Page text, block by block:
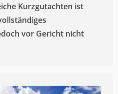
Kurzgutachten ist
vor Gericht nicht